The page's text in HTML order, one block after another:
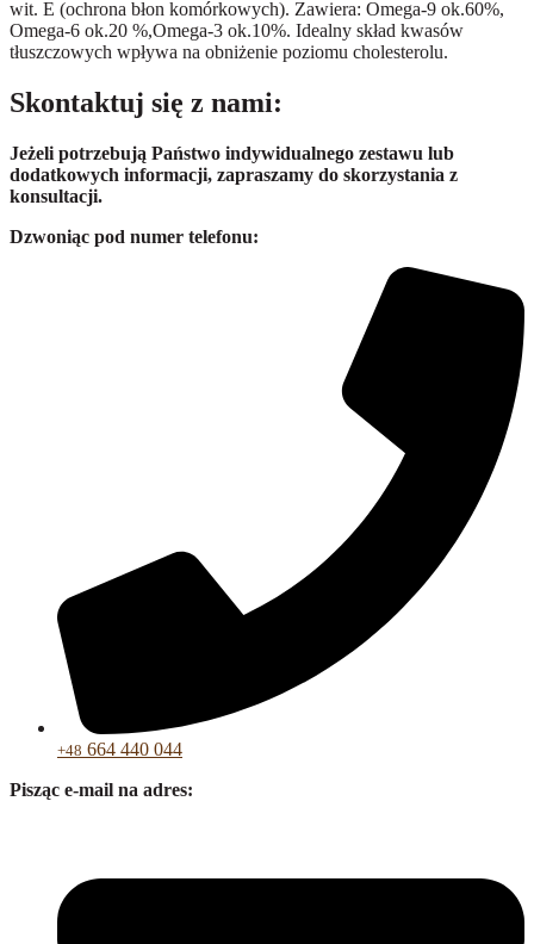
wit. E (ochrona błon komórkowych). Zawiera: Omega-9 ok.60%,
Omega-6 ok.20 %,Omega-3 ok.10%. Idealny skład kwasów
tłuszczowych wpływa na obniżenie poziomu cholesterolu.
Skontaktuj się z nami:
Jeżeli potrzebują Państwo indywidualnego zestawu lub
dodatkowych informacji, zapraszamy do skorzystania z
konsultacji.
Dzwoniąc pod numer telefonu:
+48 664 440 044
Pisząc e-mail na adres: